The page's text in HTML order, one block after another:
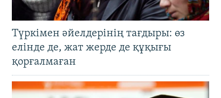
Түркімен әйелдерінің тағдыры: өз
елінде де, жат жерде де құқығы
қорғалмаған